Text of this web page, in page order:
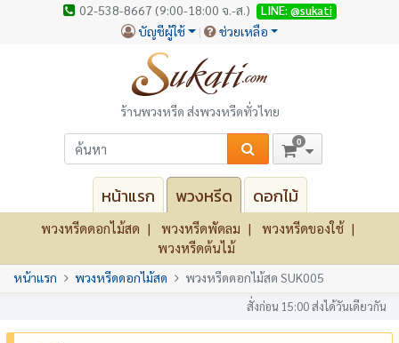
02-538-8667 (9:00-18:00 จ.-ส.) LINE: @sukati
บัญชีผู้ใช้ ช่วยเหลือ
ร้านพวงหรีด ส่งพวงหรีดทั่วไทย
0
หน้าแรก พวงหรีด ดอกไม้
พวงหรีดดอกไม้สด พวงหรีดพัดลม
พวงหรีดของใช้
พวงหรีดต้นไม้
หน้าแรก พวงหรีดดอกไม้สด พวงหรีดดอกไม้สด SUK005
สั่งก่อน 15:00 ส่งได้วันเดียวกัน